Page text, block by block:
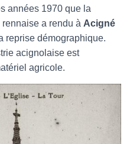
années 1970 que la
a rendu à Acigné
reprise démographique.
acignolaise est
agricole.